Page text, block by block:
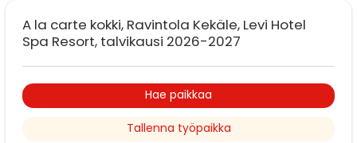
A la carte kokki, Ravintola Kekäle, Levi Hotel
Spa Resort, talvikausi 2026-2027
Hae paikkaa
Tallenna työpaikka